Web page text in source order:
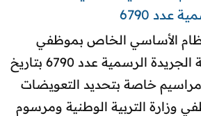
عدد 6790
الأساسي الخاص بموظفي
التربية الوطنية الجريدة الرسمية عدد 6790 بتاريخ
2019/06/27 مراسيم خاصة بتحديد التعويضات
وزارة التربية الوطنية ومرسوم